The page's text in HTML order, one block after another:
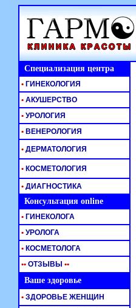
Специализация центра
• ГИНЕКОЛОГИЯ
• АКУШЕРСТВО
• УРОЛОГИЯ
• ВЕНЕРОЛОГИЯ
• ДЕРМАТОЛОГИЯ
• КОСМЕТОЛОГИЯ
• ДИАГНОСТИКА
Консультация online
• ГИНЕКОЛОГА
• УРОЛОГА
• КОСМЕТОЛОГА
•• ОТЗЫВЫ ••
Ваше здоровье
• ЗДОРОВЬЕ ЖЕНЩИН